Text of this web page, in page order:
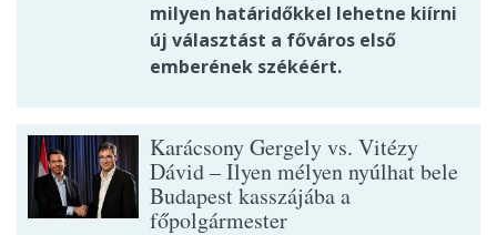
milyen határidőkkel lehetne kiírni
új választást a főváros első
emberének székéért.
Karácsony Gergely vs. Vitézy
Dávid – Ilyen mélyen nyúlhat bele
Budapest kasszájába a
főpolgármester